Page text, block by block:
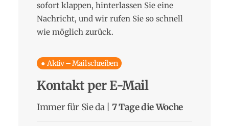
sofort klappen, hinterlassen Sie eine
Nachricht, und wir rufen Sie so schnell
wie möglich zurück.
● Aktiv – Mail schreiben
Kontakt per E-Mail
Immer für Sie da | 7 Tage die Woche